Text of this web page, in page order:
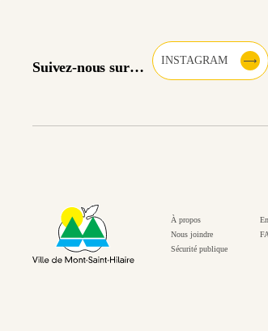
Suivez-nous sur… INSTAGRAM
À propos
Nous joindre
Sécurité publique